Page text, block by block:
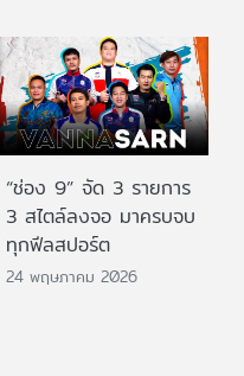
“ช่อง 9” จัด 3 รายการ
3 สไตล์ลงจอ มาครบจบ
ทุกฟีลสปอร์ต
24 พฤษภาคม 2026